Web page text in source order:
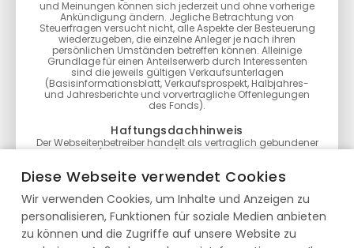
Diese Webseite verwendet Cookies
Wir verwenden Cookies, um Inhalte und Anzeigen zu
personalisieren, Funktionen für soziale Medien anbieten
zu können und die Zugriffe auf unsere Website zu
und Meinungen können sich jederzeit und ohne vorherige
Ankündigung ändern. Jegliche Betrachtung von
Steuerfragen versucht nicht, alle Aspekte der Besteuerung
wiederzugeben, die einzelne Anleger je nach ihren
persönlichen Umständen betreffen können. Alleinige
Grundlage für einen Anteilserwerb durch Interessenten
sind die jeweils gültigen Verkaufsunterlagen
(Basisinformationsblatt, Verkaufsprospekt, Halbjahres-
und Jahresberichte und vorvertragliche Offenlegungen
des Fonds).
Haftungsdachhinweis
Der Webseitenbetreiber handelt als vertraglich gebundener
Vermittler (§ 3 Abs. 2 WpIG) im Auftrag, im Namen, für
Haftungsträgers BN & Partners Capital AG, Steinstraße 33,
Erbringung der Anlageberatung gemäß § 2 Abs. 2 Nr. 4
WpIG und der Anlagevermittlung gemäß § 2 Abs. 2 Nr. 3
WpIG eine entsprechende Erlaubnis der Bundesanstalt für
Finanzdienstleistungsaufsicht gemäß § 15 WpIG.